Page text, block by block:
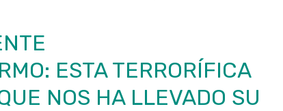
: ESTA TERRORÍFICA
NOS HA LLEVADO SU